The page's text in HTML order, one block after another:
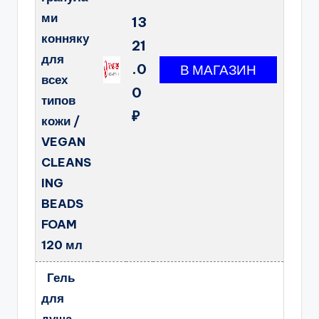
ми
конняку
для
всех
типов
кожи /
VEGAN
CLEANS
ING
BEADS
FOAM
120 мл
13
21
.0
0
₽
Гель
для